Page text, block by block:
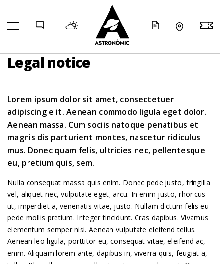
Legal notice
Lorem ipsum dolor sit amet, consectetuer
adipiscing elit. Aenean commodo ligula eget dolor.
Aenean massa. Cum sociis natoque penatibus et
magnis dis parturient montes, nascetur ridiculus
mus. Donec quam felis, ultricies nec, pellentesque
eu, pretium quis, sem.
Nulla consequat massa quis enim. Donec pede justo, fringilla
vel, aliquet nec, vulputate eget, arcu. In enim justo, rhoncus
ut, imperdiet a, venenatis vitae, justo. Nullam dictum felis eu
pede mollis pretium. Integer tincidunt. Cras dapibus. Vivamus
elementum semper nisi. Aenean vulputate eleifend tellus.
Aenean leo ligula, porttitor eu, consequat vitae, eleifend ac,
enim. Aliquam lorem ante, dapibus in, viverra quis, feugiat a,